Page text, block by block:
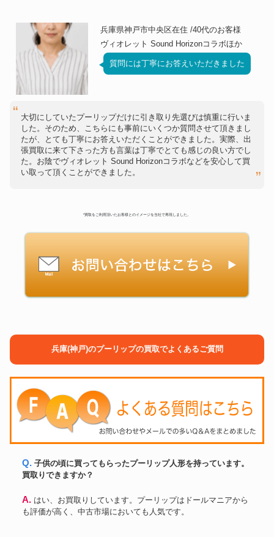
兵庫県神戸市中央区在住 /40代のお客様
ヴィオレット Sound Horizonコラボほか
質問には丁寧にお答えいただきました
大切にしていたプーリップだけに引き取り先選びは慎重に行いま
した。そのため、こちらにも事前にいくつか質問させて頂きまし
たが、とても丁寧にお答えいただくことができました。実際、出
張買取に来て下さった方も言葉は丁寧でとても感じの良い方でし
た。お陰でヴィオレット Sound Horizonコラボなどを安心して買
い取って頂くことができました。
*買取をご利用頂いたお客様とのイメージを当社で再現しました。
兵庫(神戸)のプーリップの買取でよくあるご質問
Q. 子供の頃に買ってもらったプーリップ人形を持っています。
買取りできますか？
A. はい、お買取りしています。プーリップはドールマニアから
も評価が高く、中古市場においても人気です。